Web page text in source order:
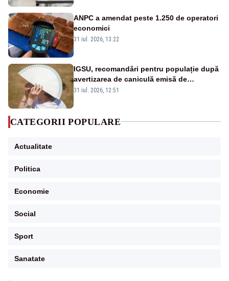
ANPC a amendat peste 1.250 de operatori
economici
31 iul. 2026, 13:22
IGSU, recomandări pentru populație după
avertizarea de caniculă emisă de
meteorologi
31 iul. 2026, 12:51
CATEGORII POPULARE
Actualitate
Politica
Economie
Social
Sport
Sanatate